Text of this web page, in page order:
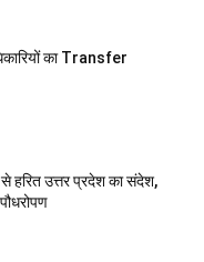
का Transfer
उत्तर प्रदेश का संदेश,